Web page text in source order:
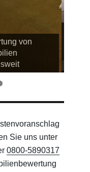
Sie uns unter
0800-5890317